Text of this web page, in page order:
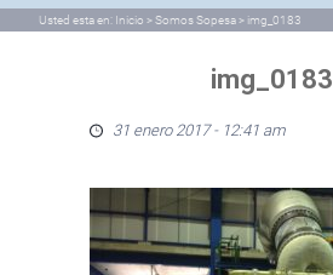
Usted esta en: Inicio > Somos Sopesa> img_0183
img_0183
31 enero 2017 - 12:41 am